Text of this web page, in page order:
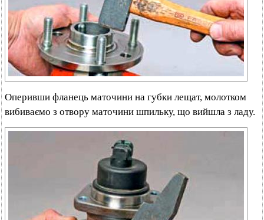
Оперивши фланець маточини на губки лещат, молотком
вибиваємо з отвору маточини шпильку, що вийшла з ладу.